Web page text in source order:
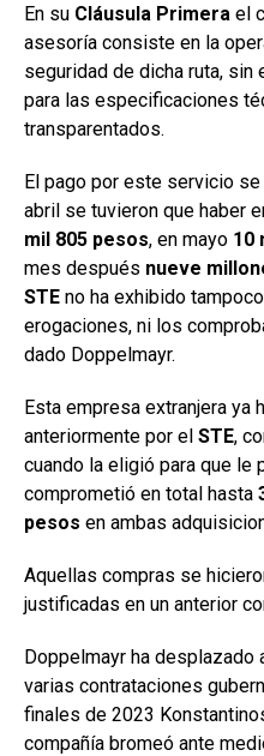
En su Cláusula Primera el
asesoría consiste en la
seguridad de dicha ruta, sin
para las especificaciones
transparentados.
El pago por este servicio
abril se tuvieron que haber
mil 805 pesos, en mayo 10
mes después nueve
STE no ha exhibido
erogaciones, ni los
dado Doppelmayr.
Esta empresa extranjera ya
anteriormente por el STE,
cuando la eligió para que le
comprometió en total hasta
pesos en ambas
Aquellas compras se
justificadas en un anterior
Doppelmayr ha
varias contrataciones
finales de 2023
compañía bromeó ante